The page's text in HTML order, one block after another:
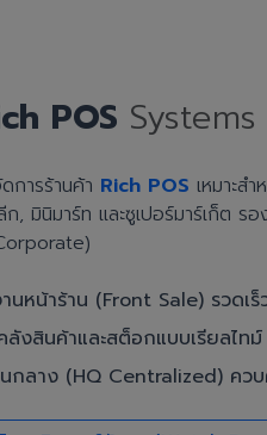
POS Systems
การร้านค้า Rich POS เหมาะส
, มินิมาร์ท และซูเปอร์มาร์เก็ต ร
นหน้าร้าน (Front Sale) รวดเร็
งสินค้าและสต็อกแบบเรียลไทม์
กลาง (HQ Centralized) ควบ